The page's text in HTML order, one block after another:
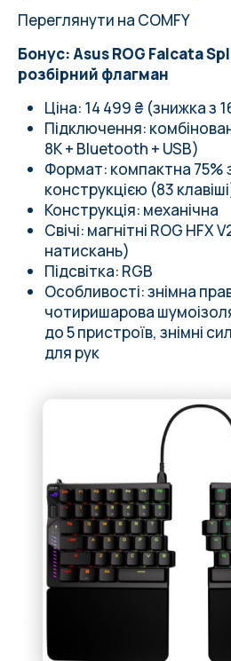
Переглянути на COMFY
Бонус: Asus ROG Falcata
розбірний флагман
Ціна: 14 499 ₴ (знижка з
Підключення:
8K + Bluetooth + USB)
Формат: компактна 75%
конструкцією (83
Конструкція: механічна
Свічі: магнітні ROG HFX
натискань)
Підсвітка: RGB
Особливості: знімна
чотиришарова
до 5 пристроїв, знімні
для рук